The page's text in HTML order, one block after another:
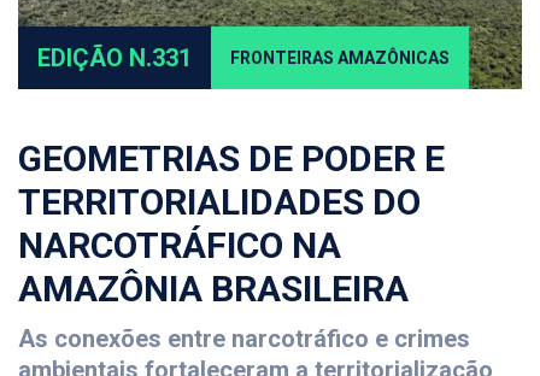
EDIÇÃO N.331 FRONTEIRAS AMAZÔNICAS
GEOMETRIAS DE PODER E
TERRITORIALIDADES DO
NARCOTRÁFICO NA
AMAZÔNIA BRASILEIRA
As conexões entre narcotráfico e crimes